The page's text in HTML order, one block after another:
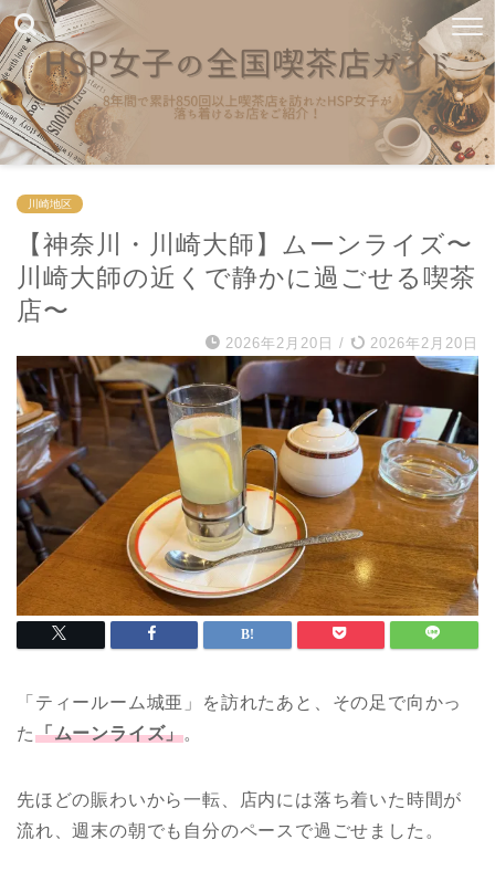
川崎地区
【神奈川・川崎大師】ムーンライズ〜
川崎大師の近くで静かに過ごせる喫茶
店〜
2026年2月20日 / 2026年2月20日
「ティールーム城亜」を訪れたあと、その足で向かっ
た「ムーンライズ」。
先ほどの賑わいから一転、店内には落ち着いた時間が
流れ、週末の朝でも自分のペースで過ごせました。